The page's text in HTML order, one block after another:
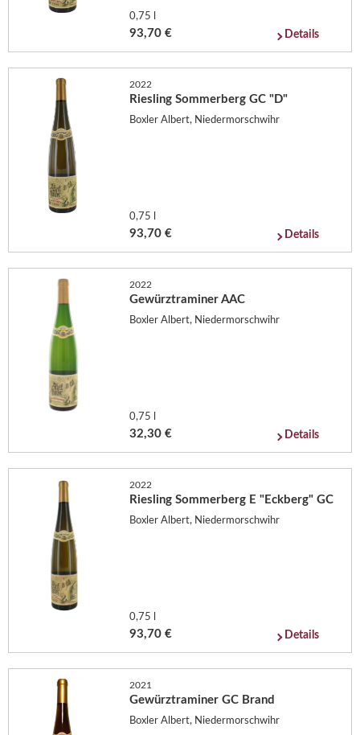
0,75 l
93,70 € Details
2022
Riesling Sommerberg GC "D"
Boxler Albert, Niedermorschwihr
0,75 l
93,70 € Details
2022
Gewürztraminer AAC
Boxler Albert, Niedermorschwihr
0,75 l
32,30 € Details
2022
Riesling Sommerberg E "Eckberg" GC
Boxler Albert, Niedermorschwihr
0,75 l
93,70 € Details
2021
Gewürztraminer GC Brand
Boxler Albert, Niedermorschwihr